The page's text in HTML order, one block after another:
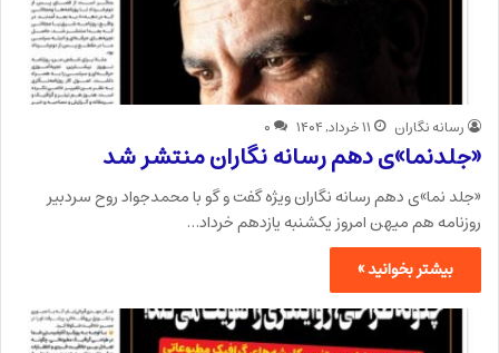
رسانه نگاران ۱۱ خرداد, ۱۴۰۴ ۰
«جلدنما»ی دهم رسانه نگاران منتشر شد
«جلد نما»ی دهم رسانه نگاران ویژه گفت و گو با محمدجواد روح سردبیر
روزنامه هم میهن امروز یکشنبه یازدهم خرداد…
بیشتر بخوانید »